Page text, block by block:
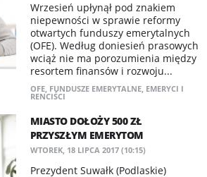
Wrzesień upłynął pod znakiem
niepewności w sprawie reformy
otwartych funduszy emerytalnych
(OFE). Według doniesień prasowych
wciąż nie ma porozumienia między
resortem finansów i rozwoju...
OFE, FUNDUSZE EMERYTALNE, EMERYCI I
RENCIŚCI
MIASTO DOŁOŻY 500 ZŁ
PRZYSZŁYM EMERYTOM
WTOREK, 18 LIPCA 2017 (10:15)
Prezydent Suwałk (Podlaskie)